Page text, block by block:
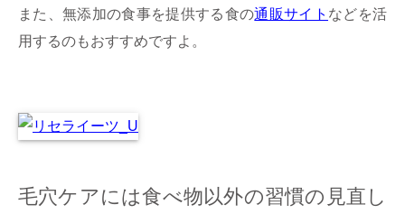
また、無添加の食事を提供する食の通販サイト などを活
用するのもおすすめですよ。
毛穴ケアには食べ物以外の習慣の見直し